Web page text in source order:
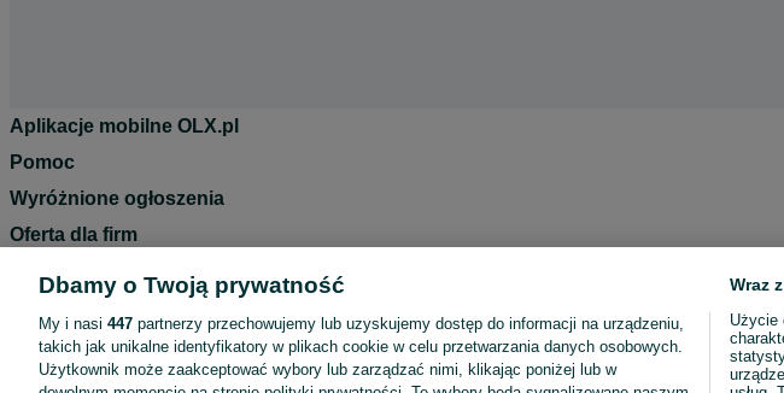
Aplikacje mobilne OLX.pl
Pomoc
Wyróżnione ogłoszenia
Oferta dla firm
Polityka prywatności
Reklama
Dbamy o Twoją prywatność
My i nasi 447 partnerzy przechowujemy lub uzyskujemy dostęp do informacji na urządzeniu,
takich jak unikalne identyfikatory w plikach cookie w celu przetwarzania danych osobowych.
Użytkownik może zaakceptować wybory lub zarządzać nimi, klikając poniżej lub w
Wraz
Użycie